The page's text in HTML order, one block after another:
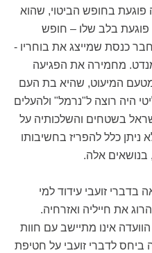
בחופש הביטוי, שהוא
פוגעת בלב שלו – חופש
כנסת שמייצג את בוחריו -
מחמירה את הפגיעה
המיעוט, שהיא בת העם
היה רוצה ל"נרמל" ולהעלים
בשטחים והשלכותיה על
ניתן כלל להפריז בחשיבותו
בנושאים אלה.
זועבי עידוד למי
את חייליה ואזרחיה.
אינו מתיישב עם חוות
לדברי זועבי על חטיפת